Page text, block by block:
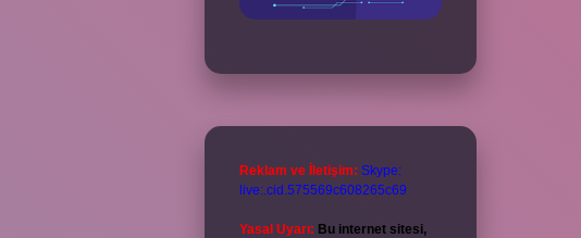
Reklam ve İletişim: Skype:
live:.cid.575569c608265c69
Yasal Uyarı: Bu internet sitesi,